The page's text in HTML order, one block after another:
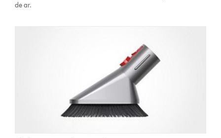
de ar.